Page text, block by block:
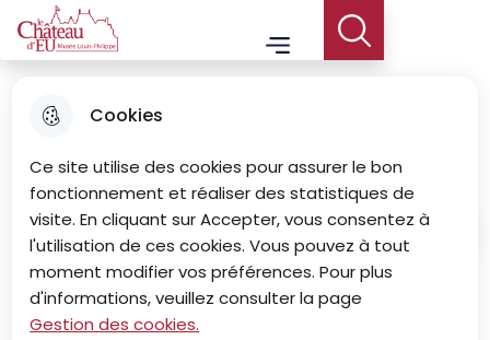
Cookies
Ce site utilise des cookies pour assurer le bon
fonctionnement et réaliser des statistiques de
visite. En cliquant sur Accepter, vous consentez à
l'utilisation de ces cookies. Vous pouvez à tout
moment modifier vos préférences. Pour plus
d'informations, veuillez consulter la page
Gestion des cookies.
Aller
au
menu
contenu
principal
site
Le Château d'Eu - Musée Louis-Philippe
Menu principal
Menu
Accueil
Nous proposons des visites guidées